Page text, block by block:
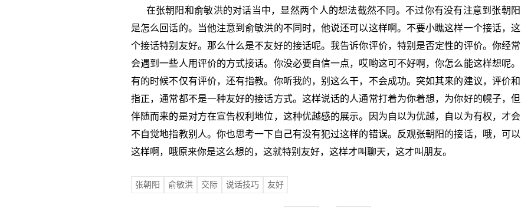
在张朝阳和俞敏洪的对话当中，显然两个人的想法截然不同。不过你有没有注意到张朝阳
是怎么回话的。当他注意到俞敏洪的不同时，他说还可以这样啊。不要小瞧这样一个接话，这
个接话特别友好。那么什么是不友好的接话呢。我告诉你评价，特别是否定性的评价。你经常
会遇到一些人用评价的方式接话。你没必要自信一点，哎哟这可不好啊，你怎么能这样想呢。
有的时候不仅有评价，还有指教。你听我的，别这么干，不会成功。突如其来的建议，评价和
指正，通常都不是一种友好的接话方式。这样说话的人通常打着为你着想，为你好的幌子，但
伴随而来的是对方在宣告权利地位，这种优越感的展示。因为自以为优越，自以为有权，才会
不自觉地指教别人。你也思考一下自己有没有犯过这样的错误。反观张朝阳的接话，哦，可以
这样啊，哦原来你是这么想的，这就特别友好，这样才叫聊天，这才叫朋友。
张朝阳 俞敏洪 交际 说话技巧 友好